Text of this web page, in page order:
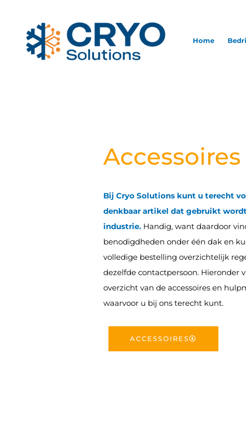
inhoud
Home
Accessoires
Bij Cryo Solutions kunt u terecht
denkbaar artikel dat gebruikt
industrie.Handig, want daardoor
benodigdheden onder één dak en
volledige bestelling overzichtelijk
dezelfde contactpersoon. Hieronder
overzicht van de accessoires en
waarvoor u bij ons terecht kunt.
ACCESSOIRES